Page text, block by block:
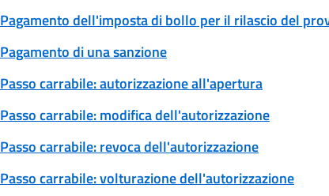
Pagamento dell'imposta di bollo per il rilascio del
Pagamento di una sanzione
Passo carrabile: autorizzazione all'apertura
Passo carrabile: modifica dell'autorizzazione
Passo carrabile: revoca dell'autorizzazione
Passo carrabile: volturazione dell'autorizzazione